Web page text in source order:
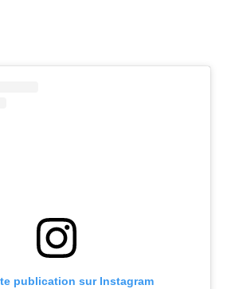
publication sur Instagram